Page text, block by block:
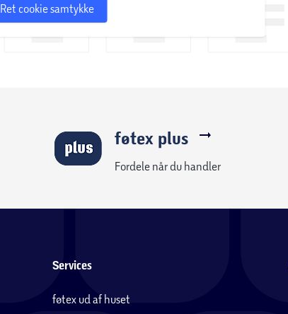
Ret cookie samtykke
føtex plus
Fordele når du handler
Services
føtex ud af huset